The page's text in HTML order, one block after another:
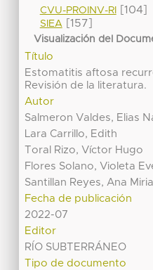
CVU-PROINV-RI[104]
SIEA[157]
Visualización del
Título
Estomatitis aftosa
Revisión de la literatura.
Autor
Salmeron Valdes, Elias
Lara Carrillo, Edith
Toral Rizo, Víctor Hugo
Flores Solano, Violeta
Santillan Reyes, Ana
Fecha de publicación
2022-07
Editor
RÍO SUBTERRÁNEO
Tipo de documento